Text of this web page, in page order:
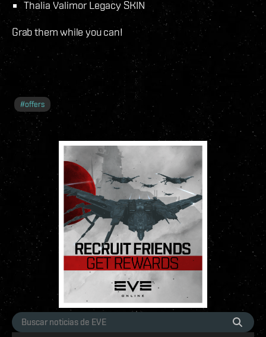
Thalia Valimor Legacy SKIN
Grab them while you can!
#offers